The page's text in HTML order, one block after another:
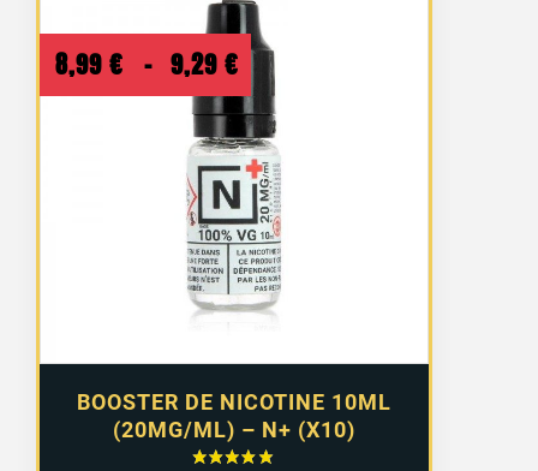
BOOSTER DE NICOTINE 10ML
(20MG/ML) – N+ (X10)
8,99 € – 9,29 € Plage
de
prix :
8,99 €
à
9,29 €